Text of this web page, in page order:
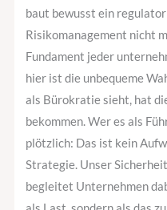
baut bewusst ein
Risikomanagement nicht
Fundament jeder
hier ist die unbequeme
als Bürokratie sieht, hat
bekommen. Wer es als
plötzlich: Das ist kein
Strategie. Unser
begleitet Unternehmen